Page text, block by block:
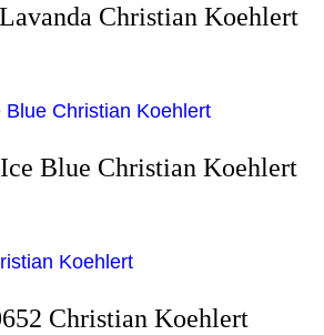
Christian Koehlert
Blue Christian Koehlert
Christian Koehlert